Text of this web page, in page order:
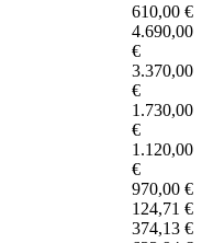
610,00 €
4.690,00
€
3.370,00
€
1.730,00
€
1.120,00
€
970,00 €
124,71 €
374,13 €